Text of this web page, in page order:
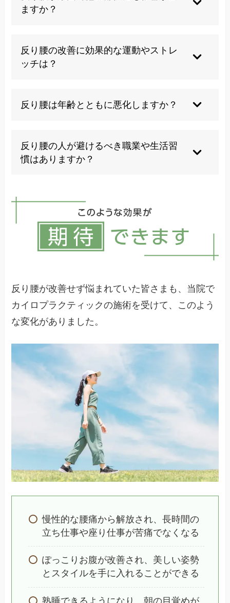
ますか？
影響が及ぶ可能性があります。姿勢は全身のバラ
ンスに関わります。
反り腰の改善に効果的な運動やストレ
ッチは？
基本です。ただし個人の状態に応じた適切な指導
反り腰は年齢とともに悪化しますか？
らなければ年齢とともに悪化する傾向がありま
す。
反り腰の人が避けるべき職業や生活習
慣はありますか？
ヒール着用が必須の職業は症状悪化のリスクが高
反り腰が改善せず悩まれていた皆さまも、当院で
カイロプラクティックの施術を受けて、このよう
な変化がありました。
慢性的な腰痛から解放され、長時間の
立ち仕事や座り仕事が苦痛でなくなる
ぽっこりお腹が改善され、美しい姿勢
とスタイルを手に入れることができる